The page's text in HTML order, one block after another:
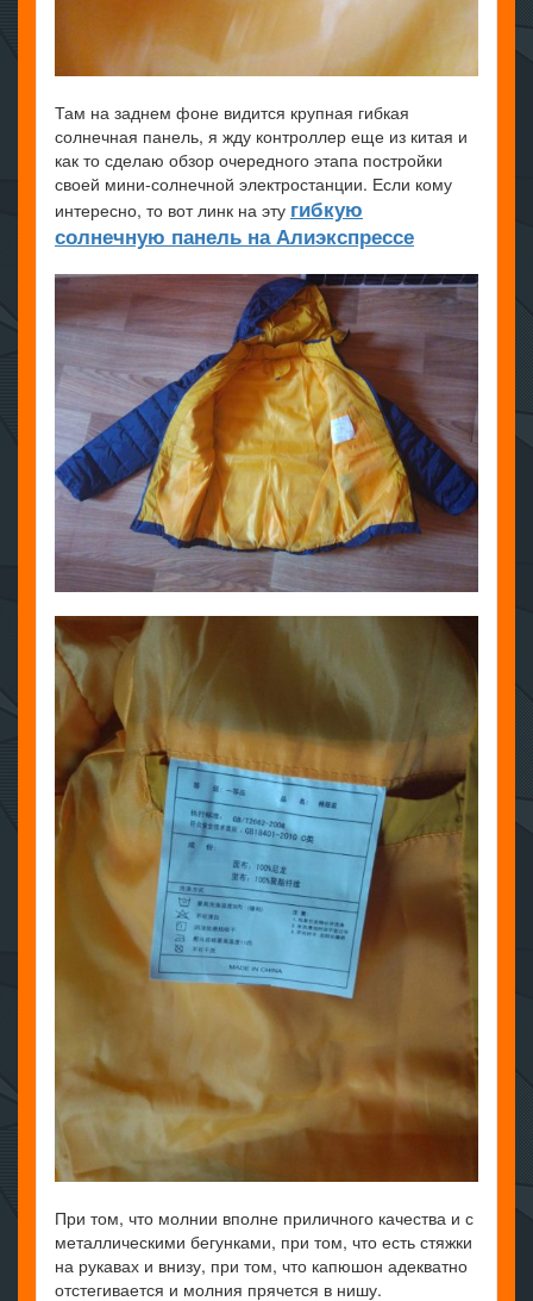
Там на заднем фоне видится крупная гибкая
солнечная панель, я жду контроллер еще из китая и
как то сделаю обзор очередного этапа постройки
своей мини-солнечной электростанции. Если кому
интересно, то вот линк на эту гибкую
солнечную панель на Алиэкспрессе
При том, что молнии вполне приличного качества и с
металлическими бегунками, при том, что есть стяжки
на рукавах и внизу, при том, что капюшон адекватно
отстегивается и молния прячется в нишу.